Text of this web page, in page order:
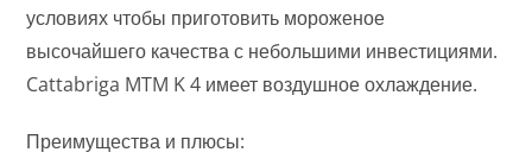
условиях чтобы приготовить мороженое
высочайшего качества с небольшими инвестициями.
Cattabriga MTM K 4 имеет воздушное охлаждение.
Преимущества и плюсы: